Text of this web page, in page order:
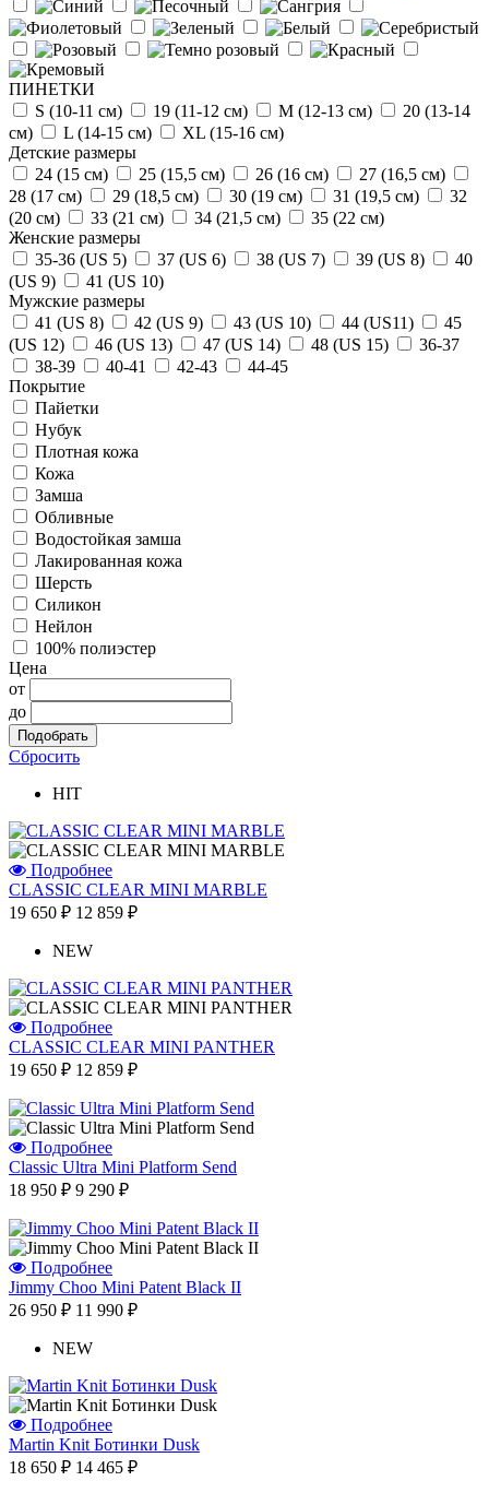
Отзыв от Натальи
г.Красноярск
ПИНЕТКИ
S (10-11 см)
19 (11-12 см) М (12-13 см)
20 (13-14
см)
L (14-15 cм)
ХL (15-16 cм)
Детские размеры
24 (15 см)
25 (15,5 см) 26 (16 см)
27 (16,5 см)
28 (17 см)
29 (18,5 см) 30 (19 см) 31 (19,5 см)
32
(20 см)
33 (21 см) 34 (21,5 см)
35 (22 см)
Женские размеры
35-36 (US 5)
37 (US 6) 38 (US 7) 39 (US 8)
40
(US 9)
41 (US 10)
Мужские размеры
41 (US 8)
42 (US 9) 43 (US 10) 44 (US11)
45
(US 12)
46 (US 13) 47 (US 14) 48 (US 15)
36-37
38-39
40-41 42-43
44-45
Покрытие
Пайетки
Нубук
Плотная кожа
Кожа
Замша
Обливные
Водостойкая замша
Лакированная кожа
Шерсть
Силикон
Нейлон
100% полиэстер
Цена
от
до
Сбросить
HIT
Подробнее
CLASSIC CLEAR MINI MARBLE
19 650 ₽ 12 859 ₽
NEW
Подробнее
CLASSIC CLEAR MINI PANTHER
19 650 ₽ 12 859 ₽
Подробнее
Classic Ultra Mini Platform Send
18 950 ₽ 9 290 ₽
Подробнее
Jimmy Choo Mini Patent Black II
26 950 ₽ 11 990 ₽
NEW
Подробнее
Martin Knit Ботинки Dusk
18 650 ₽ 14 465 ₽